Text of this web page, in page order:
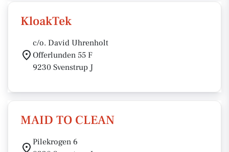
KloakTek
c/o. David Uhrenholt
Offerlunden 55 F
9230 Svenstrup J
MAID TO CLEAN
Pilekrogen 6